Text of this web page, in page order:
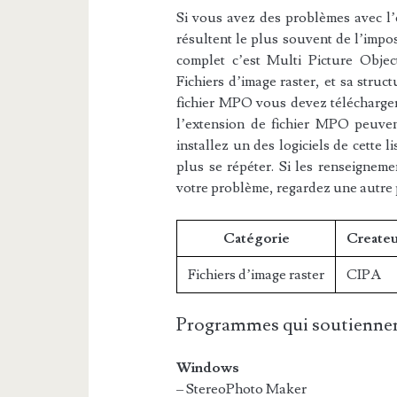
Si vous avez des problèmes avec
résultent le plus souvent de
complet c’est Multi Picture
Fichiers d’image raster, et sa
fichier MPO vous devez
l’extension de fichier MPO
installez un des logiciels de cette
plus se répéter. Si les
votre problème, regardez une
Catégorie
Fichiers d’image raster CIPA
Programmes qui
Windows
– StereoPhoto Maker